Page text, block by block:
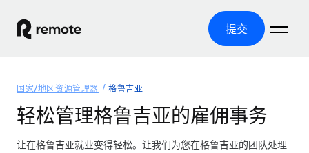
提交
产品
全球招聘
国家/地区资源管理器 格鲁吉亚
轻松管理格鲁吉亚的雇佣事务
让在格鲁吉亚就业变得轻松。让我们为您在格鲁吉亚的团队处理